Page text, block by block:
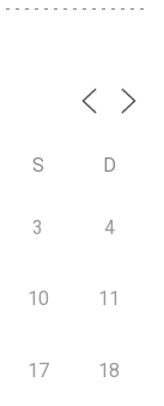
S D
3 4
10 11
17 18